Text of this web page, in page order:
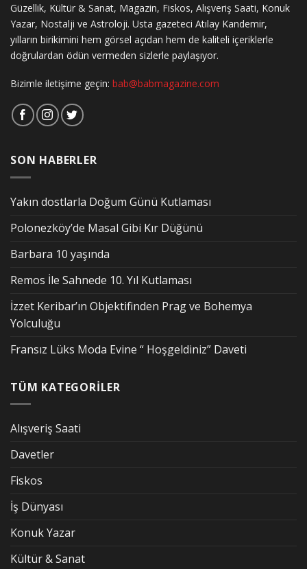
Güzellik, Kültür & Sanat, Magazin, Fiskos, Alışveriş Saati, Konuk
Yazar, Nostalji ve Astroloji. Usta gazeteci Atılay Kandemir,
yılların birikimini hem görsel açıdan hem de kaliteli içeriklerle
doğrulardan ödün vermeden sizlerle paylaşıyor.
Bizimle iletişime geçin: bab@babmagazine.com
SON HABERLER
Yakın dostlarla Doğum Günü Kutlaması
Polonezköy’de Masal Gibi Kır Düğünü
Barbara 10 yaşında
Remos İle Sahnede 10. Yıl Kutlaması
İzzet Keribar’ın Objektifinden Prag ve Bohemya
Yolculuğu
Fransız Lüks Moda Evine “ Hoşgeldiniz” Daveti
TÜM KATEGORİLER
Alışveriş Saati
Davetler
Fiskos
İş Dünyası
Konuk Yazar
Kültür & Sanat